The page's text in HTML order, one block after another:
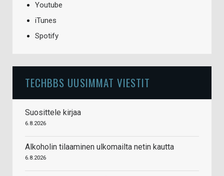
Youtube
iTunes
Spotify
TECHBBS UUSIMMAT VIESTIT
Suosittele kirjaa
6.8.2026
Alkoholin tilaaminen ulkomailta netin kautta
6.8.2026